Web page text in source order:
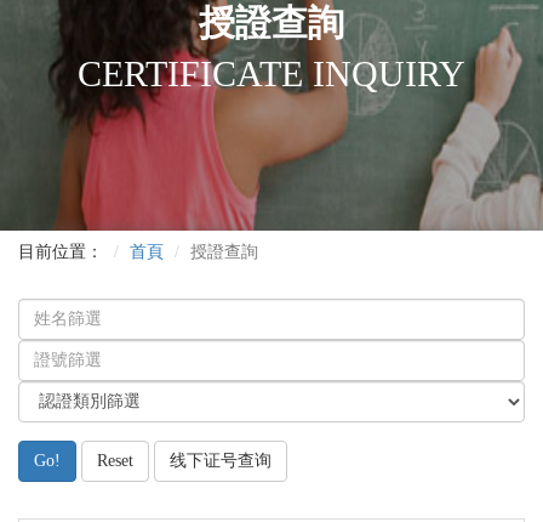
授證查詢
CERTIFICATE INQUIRY
目前位置： 首頁 授證查詢
Go! Reset 线下证号查询